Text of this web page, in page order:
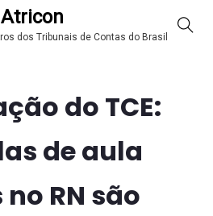
Atricon
dos Tribunais de Contas do Brasil
do TCE:
de aula
RN são